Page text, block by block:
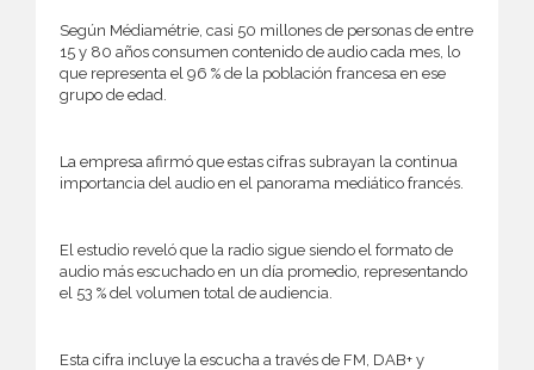
Según Médiamétrie, casi 50 millones de personas de entre
15 y 80 años consumen contenido de audio cada mes, lo
que representa el 96 % de la población francesa en ese
grupo de edad.
La empresa afirmó que estas cifras subrayan la continua
importancia del audio en el panorama mediático francés.
El estudio reveló que la radio sigue siendo el formato de
audio más escuchado en un día promedio, representando
el 53 % del volumen total de audiencia.
Esta cifra incluye la escucha a través de FM, DAB+ y